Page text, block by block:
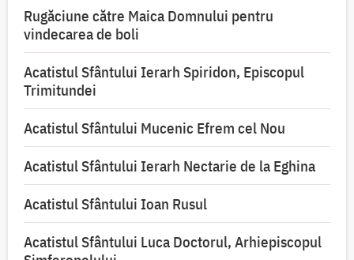
Rugăciune către Maica Domnului pentru
vindecarea de boli
Acatistul Sfântului Ierarh Spiridon, Episcopul
Trimitundei
Acatistul Sfântului Mucenic Efrem cel Nou
Acatistul Sfântului Ierarh Nectarie de la Eghina
Acatistul Sfântului Ioan Rusul
Acatistul Sfântului Luca Doctorul, Arhiepiscopul